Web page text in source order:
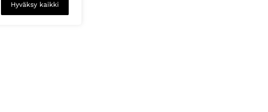
Hyväksy kaikki